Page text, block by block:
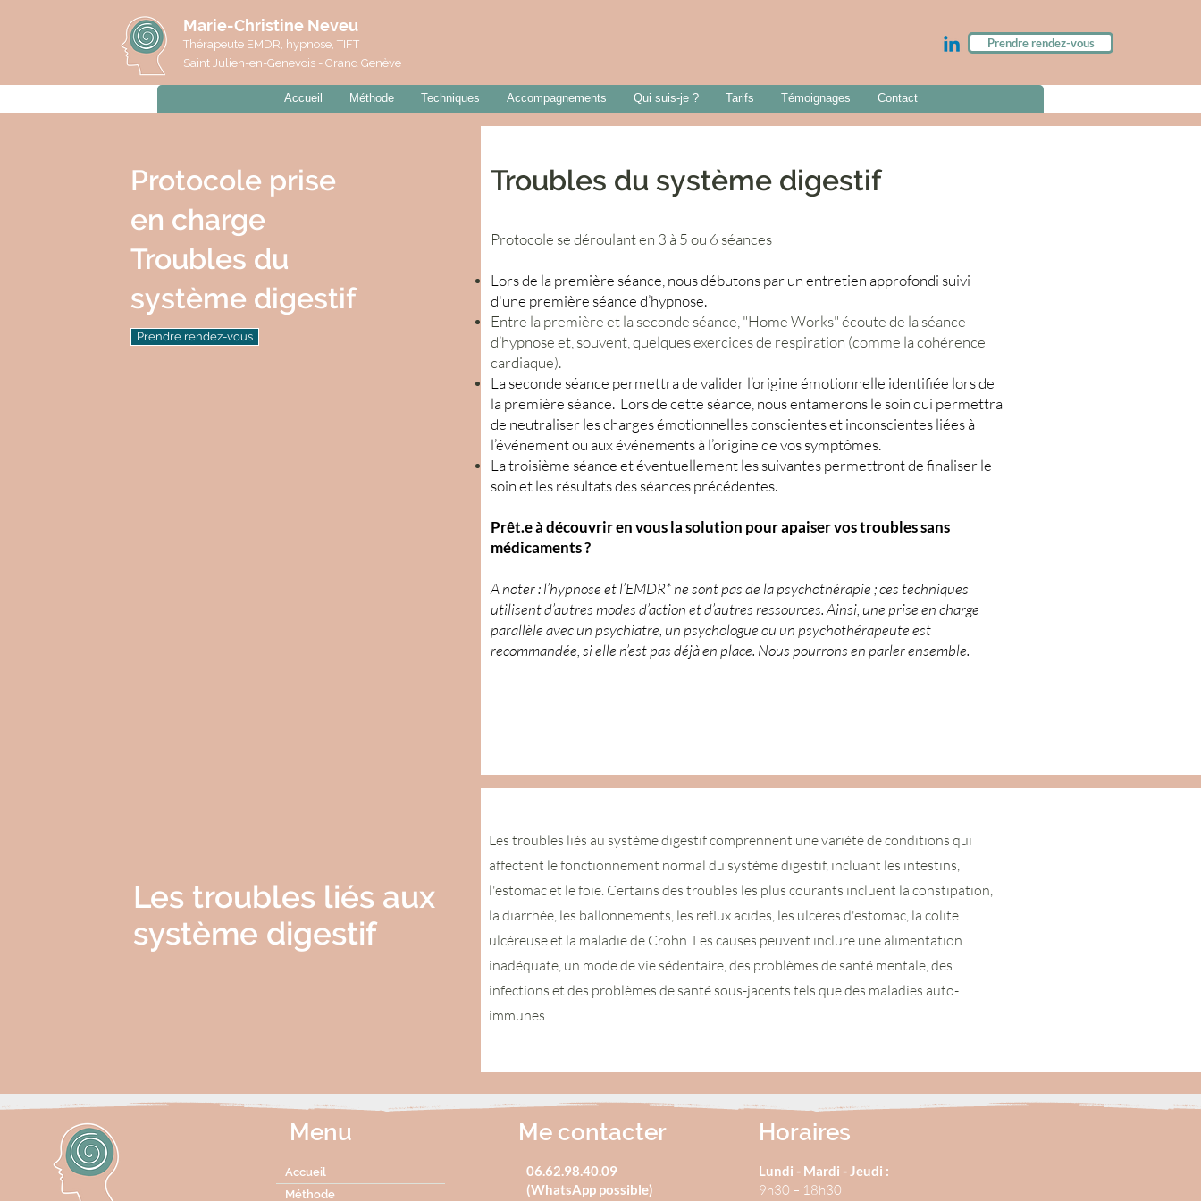
Marie-Christine Neveu
Thérapeute EMDR, hypnose, TIFT
Saint Julien-en-Genevois - Grand Genève
Prendre rendez-vous
Accueil Méthode Techniques Accompagnements Qui suis-je ? Tarifs Témoignages Contact
Protocole prise
en charge
Troubles du
système digestif
Prendre rendez-vous
Troubles du système digestif
Protocole se déroulant en 3 à 5 ou 6 séances
Lors de la première séance, nous débutons par un entretien approfondi suivi
d'une première séance d’hypnose.
Entre la première et la seconde séance, "Home Works" écoute de la séance
d’hypnose et, souvent, quelques exercices de respiration (comme la cohérence
cardiaque).
La seconde séance permettra de valider l’origine émotionnelle identifiée lors de
la première séance. Lors de cette séance, nous entamerons le soin qui permettra
de neutraliser les charges émotionnelles conscientes et inconscientes liées à
l’événement ou aux événements à l’origine de vos symptômes.
La troisième séance et éventuellement les suivantes permettront de finaliser le
soin et les résultats des séances précédentes.
Prêt.e à découvrir en vous la solution pour apaiser vos troubles sans
médicaments ?
A noter : l’hypnose et l’EMDR* ne sont pas de la psychothérapie ; ces techniques
utilisent d’autres modes d’action et d’autres ressources. Ainsi, une prise en charge
parallèle avec un psychiatre, un psychologue ou un psychothérapeute est
recommandée, si elle n’est pas déjà en place. Nous pourrons en parler ensemble.
Les troubles liés aux
système digestif
Les troubles liés au système digestif comprennent une variété de conditions qui
affectent le fonctionnement normal du système digestif, incluant les intestins,
l'estomac et le foie. Certains des troubles les plus courants incluent la constipation,
la diarrhée, les ballonnements, les reflux acides, les ulcères d'estomac, la colite
ulcéreuse et la maladie de Crohn. Les causes peuvent inclure une alimentation
inadéquate, un mode de vie sédentaire, des problèmes de santé mentale, des
infections et des problèmes de santé sous-jacents tels que des maladies auto-
immunes.
Menu
Accueil
Méthode
Me contacter
06.62.98.40.09
(WhatsApp possible)
Horaires
Lundi - Mardi - Jeudi :
9h30 – 18h30